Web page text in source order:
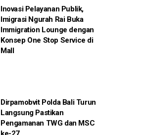
Inovasi Pelayanan Publik,
Imigrasi Ngurah Rai Buka
Immigration Lounge dengan
Konsep One Stop Service di
Mall
Dirpamobvit Polda Bali Turun
Langsung Pastikan
Pengamanan TWG dan MSC